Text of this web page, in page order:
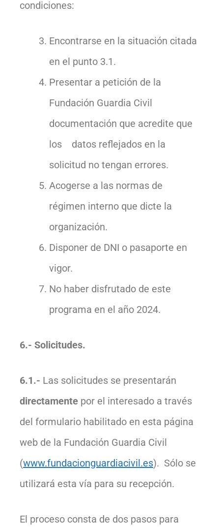
condiciones:
Encontrarse en la situación citada
en el punto 3.1.
Presentar a petición de la
Fundación Guardia Civil
documentación que acredite que
los datos reflejados en la
solicitud no tengan errores.
Acogerse a las normas de
régimen interno que dicte la
organización.
Disponer de DNI o pasaporte en
vigor.
No haber disfrutado de este
programa en el año 2024.
6.- Solicitudes.
6.1.- Las solicitudes se presentarán
directamente por el interesado a través
del formulario habilitado en esta página
web de la Fundación Guardia Civil
(www.fundacionguardiacivil.es). Sólo se
utilizará esta vía para su recepción.
El proceso consta de dos pasos para